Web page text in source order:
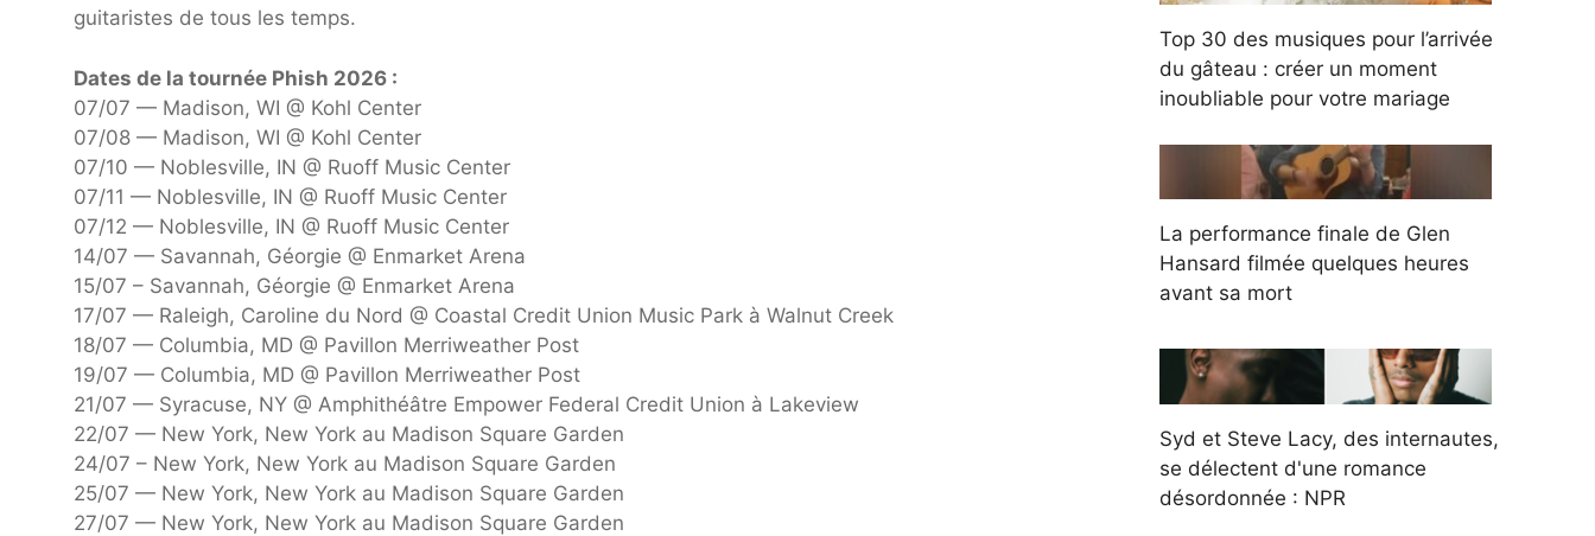
guitaristes de tous les temps.
Dates de la tournée Phish 2026 :
07/07 — Madison, WI @ Kohl Center
07/08 — Madison, WI @ Kohl Center
07/10 — Noblesville, IN @ Ruoff Music Center
07/11 — Noblesville, IN @ Ruoff Music Center
07/12 — Noblesville, IN @ Ruoff Music Center
14/07 — Savannah, Géorgie @ Enmarket Arena
15/07 – Savannah, Géorgie @ Enmarket Arena
17/07 — Raleigh, Caroline du Nord @ Coastal Credit Union Music Park à Walnut Creek
18/07 — Columbia, MD @ Pavillon Merriweather Post
19/07 — Columbia, MD @ Pavillon Merriweather Post
21/07 — Syracuse, NY @ Amphithéâtre Empower Federal Credit Union à Lakeview
22/07 — New York, New York au Madison Square Garden
24/07 – New York, New York au Madison Square Garden
25/07 — New York, New York au Madison Square Garden
27/07 — New York, New York au Madison Square Garden
Top 30 des musiques pour l’arrivée
du gâteau : créer un moment
inoubliable pour votre mariage
La performance finale de Glen
Hansard filmée quelques heures
avant sa mort
Syd et Steve Lacy, des internautes,
se délectent d'une romance
désordonnée : NPR